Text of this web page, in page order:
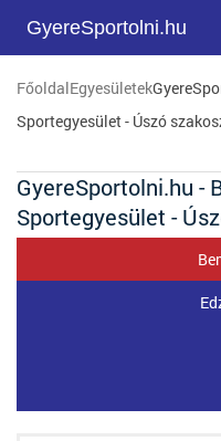
GyereSportolni.hu
FőoldalEgyesületek
Sportegyesület - Úszó
GyereSportolni.hu -
Sportegyesület -